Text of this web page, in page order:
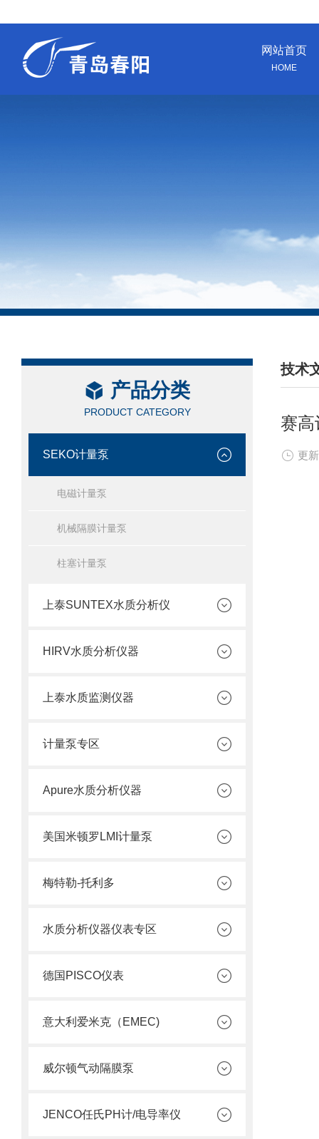
网站首页
HOME
产品分类
PRODUCT CATEGORY
SEKO计量泵
电磁计量泵
机械隔膜计量泵
柱塞计量泵
上泰SUNTEX水质分析仪
HIRV水质分析仪器
上泰水质监测仪器
计量泵专区
Apure水质分析仪器
美国米顿罗LMI计量泵
梅特勒-托利多
水质分析仪器仪表专区
德国PISCO仪表
意大利爱米克（EMEC)
威尔顿气动隔膜泵
JENCO任氏PH计/电导率仪
技术
/
赛高
更